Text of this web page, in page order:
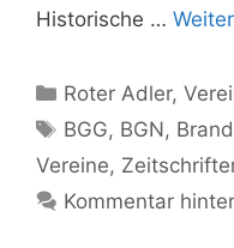
Historische …
Kategorien
Roter Adler,
Schlagwörter
BGG, BGN,
Vereine,
Kommentar